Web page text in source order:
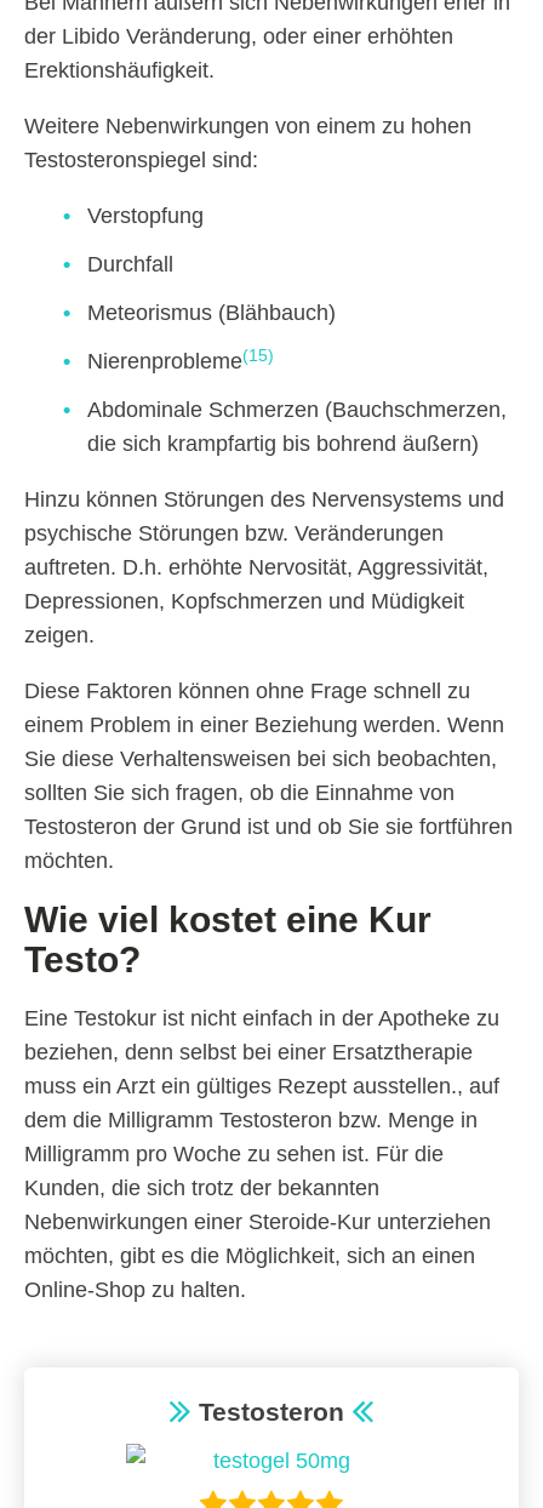
der Libido Veränderung, oder einer erhöhten
Erektionshäufigkeit.
Weitere Nebenwirkungen von einem zu hohen
Testosteronspiegel sind:
Verstopfung
Durchfall
Meteorismus (Blähbauch)
Nierenprobleme(15)
Abdominale Schmerzen (Bauchschmerzen,
die sich krampfartig bis bohrend äußern)
Hinzu können Störungen des Nervensystems und
psychische Störungen bzw. Veränderungen
auftreten. D.h. erhöhte Nervosität, Aggressivität,
Depressionen, Kopfschmerzen und Müdigkeit
zeigen.
Diese Faktoren können ohne Frage schnell zu
einem Problem in einer Beziehung werden. Wenn
Sie diese Verhaltensweisen bei sich beobachten,
sollten Sie sich fragen, ob die Einnahme von
Testosteron der Grund ist und ob Sie sie fortführen
möchten.
Wie viel kostet eine Kur
Testo?
Eine Testokur ist nicht einfach in der Apotheke zu
beziehen, denn selbst bei einer Ersatztherapie
muss ein Arzt ein gültiges Rezept ausstellen., auf
dem die Milligramm Testosteron bzw. Menge in
Milligramm pro Woche zu sehen ist. Für die
Kunden, die sich trotz der bekannten
Nebenwirkungen einer Steroide-Kur unterziehen
möchten, gibt es die Möglichkeit, sich an einen
Online-Shop zu halten.
Testosteron